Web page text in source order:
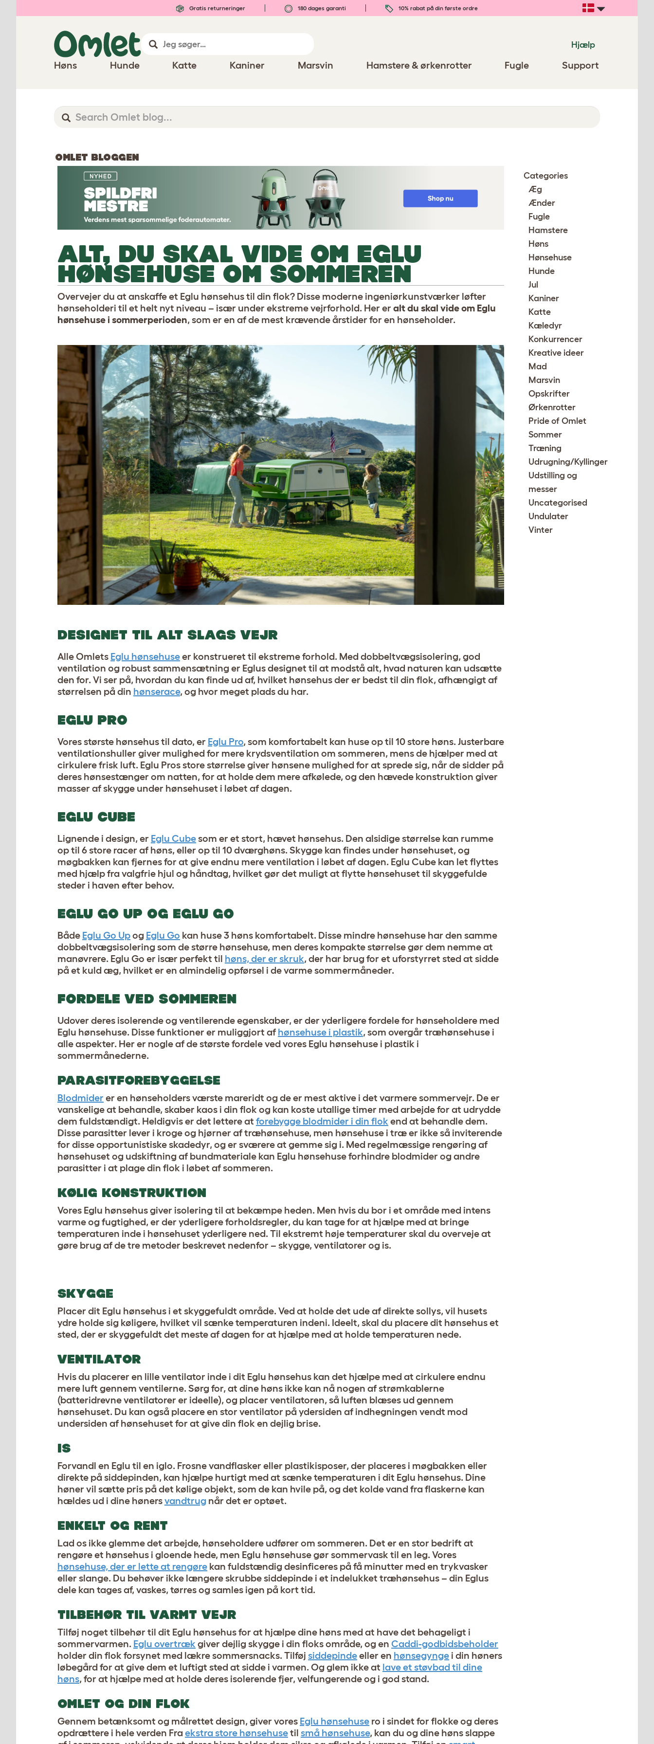
Gratis returneringer 180 dages garanti 10% rabat på din første ordre
Hjælp
Høns Hunde Katte Kaniner Marsvin Hamstere & ørkenrotter Fugle Support
OMLET BLOGGEN
ALT, DU SKAL VIDE OM EGLU
HØNSEHUSE OM SOMMEREN
Overvejer du at anskaffe et Eglu hønsehus til din flok? Disse moderne ingeniørkunstværker løfter
hønseholderi til et helt nyt niveau – især under ekstreme vejrforhold. Her er alt du skal vide om Eglu
hønsehuse i sommerperioden, som er en af de mest krævende årstider for en hønseholder.
DESIGNET TIL ALT SLAGS VEJR
Alle Omlets Eglu hønsehuseer konstrueret til ekstreme forhold. Med dobbeltvægsisolering, god
ventilation og robust sammensætning er Eglus designet til at modstå alt, hvad naturen kan udsætte
den for. Vi ser på, hvordan du kan finde ud af, hvilket hønsehus der er bedst til din flok, afhængigt af
størrelsen på din hønserace, og hvor meget plads du har.
EGLU PRO
Vores største hønsehus til dato, er Eglu Pro, som komfortabelt kan huse op til 10 store høns. Justerbare
ventilationshuller giver mulighed for mere krydsventilation om sommeren, mens de hjælper med at
cirkulere frisk luft. Eglu Pros store størrelse giver hønsene mulighed for at sprede sig, når de sidder på
deres hønsestænger om natten, for at holde dem mere afkølede, og den hævede konstruktion giver
masser af skygge under hønsehuset i løbet af dagen.
EGLU CUBE
Lignende i design, er Eglu Cubesom er et stort, hævet hønsehus. Den alsidige størrelse kan rumme
op til 6 store racer af høns, eller op til 10 dværghøns. Skygge kan findes under hønsehuset, og
møgbakken kan fjernes for at give endnu mere ventilation i løbet af dagen. Eglu Cube kan let flyttes
med hjælp fra valgfrie hjul og håndtag, hvilket gør det muligt at flytte hønsehuset til skyggefulde
steder i haven efter behov.
EGLU GO UP OG EGLU GO
Både Eglu Go Upog Eglu Go kan huse 3 høns komfortabelt. Disse mindre hønsehuse har den samme
dobbeltvægsisolering som de større hønsehuse, men deres kompakte størrelse gør dem nemme at
manøvrere. Eglu Go er især perfekt til høns, der er skruk, der har brug for et uforstyrret sted at sidde
på et kuld æg, hvilket er en almindelig opførsel i de varme sommermåneder.
FORDELE VED SOMMEREN
Udover deres isolerende og ventilerende egenskaber, er der yderligere fordele for hønseholdere med
Eglu hønsehuse. Disse funktioner er muliggjort af hønsehuse i plastik, som overgår træhønsehuse i
alle aspekter. Her er nogle af de største fordele ved vores Eglu hønsehuse i plastik i
sommermånederne.
PARASITFOREBYGGELSE
Blodmider er en hønseholders værste mareridt og de er mest aktive i det varmere sommervejr. De er
vanskelige at behandle, skaber kaos i din flok og kan koste utallige timer med arbejde for at udrydde
dem fuldstændigt. Heldigvis er det lettere at forebygge blodmider i din flok end at behandle dem.
Disse parasitter lever i kroge og hjørner af træhønsehuse, men hønsehuse i træ er ikke så inviterende
for disse opportunistiske skadedyr, og er sværere at gemme sig i. Med regelmæssige rengøring af
hønsehuset og udskiftning af bundmateriale kan Eglu hønsehuse forhindre blodmider og andre
parasitter i at plage din flok i løbet af sommeren.
KØLIG KONSTRUKTION
Vores Eglu hønsehus giver isolering til at bekæmpe heden. Men hvis du bor i et område med intens
varme og fugtighed, er der yderligere forholdsregler, du kan tage for at hjælpe med at bringe
temperaturen inde i hønsehuset yderligere ned. Til ekstremt høje temperaturer skal du overveje at
gøre brug af de tre metoder beskrevet nedenfor – skygge, ventilatorer og is.
SKYGGE
Placer dit Eglu hønsehus i et skyggefuldt område. Ved at holde det ude af direkte sollys, vil husets
ydre holde sig køligere, hvilket vil sænke temperaturen indeni. Ideelt, skal du placere dit hønsehus et
sted, der er skyggefuldt det meste af dagen for at hjælpe med at holde temperaturen nede.
VENTILATOR
Hvis du placerer en lille ventilator inde i dit Eglu hønsehus kan det hjælpe med at cirkulere endnu
mere luft gennem ventilerne. Sørg for, at dine høns ikke kan nå nogen af ​​strømkablerne
(batteridrevne ventilatorer er ideelle), og placer ventilatoren, så luften blæses ud gennem
hønsehuset. Du kan også placere en stor ventilator på ydersiden af ​​indhegningen vendt mod
undersiden af ​​hønsehuset for at give din flok en dejlig brise.
IS
Forvandl en Eglu til en iglo. Frosne vandflasker eller plastikisposer, der placeres i møgbakken eller
direkte på siddepinden, kan hjælpe hurtigt med at sænke temperaturen i dit Eglu hønsehus. Dine
høner vil sætte pris på det kølige objekt, som de kan hvile på, og det kolde vand fra flaskerne kan
hældes ud i dine hønersvandtrug når det er optøet.
ENKELT OG RENT
Lad os ikke glemme det arbejde, hønseholdere udfører om sommeren. Det er en stor bedrift at
rengøre et hønsehus i gloende hede, men Eglu hønsehuse gør sommervask til en leg. Vores
hønsehuse, der er lette at rengøre kan fuldstændig desinficeres på få minutter med en trykvasker
eller slange. Du behøver ikke længere skrubbe siddepinde i et indelukket træhønsehus – din Eglus
dele kan tages af, vaskes, tørres og samles igen på kort tid.
TILBEHØR TIL VARMT VEJR
Tilføj noget tilbehør til dit Eglu hønsehus for at hjælpe dine høns med at have det behageligt i
sommervarmen. Eglu overtræk giver dejlig skygge i din floks område, og en Caddi-godbidsbeholder
holder din flok forsynet med lækre sommersnacks. Tilføj siddepindeeller en hønsegynge i din høners
løbegård for at give dem et luftigt sted at sidde i varmen. Og glem ikke at lave et støvbad til dine
høns, for at hjælpe med at holde deres isolerende fjer, velfungerende og i god stand.
OMLET OG DIN FLOK
Gennem betænksomt og målrettet design, giver vores Eglu hønsehuse ro i sindet for flokke og deres
opdrættere i hele verden Fra ekstra store hønsehusetil små hønsehuse, kan du og dine høns slappe
Categories
Æg
Ænder
Fugle
Hamstere
Høns
Hønsehuse
Hunde
Jul
Kaniner
Katte
Kæledyr
Konkurrencer
Kreative ideer
Mad
Marsvin
Opskrifter
Ørkenrotter
Pride of Omlet
Sommer
Træning
Udrugning/Kyllinger
Udstilling og
messer
Uncategorised
Undulater
Vinter